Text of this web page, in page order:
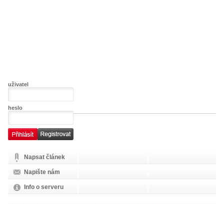
uživatel
heslo
Napsat článek
Napište nám
Info o serveru